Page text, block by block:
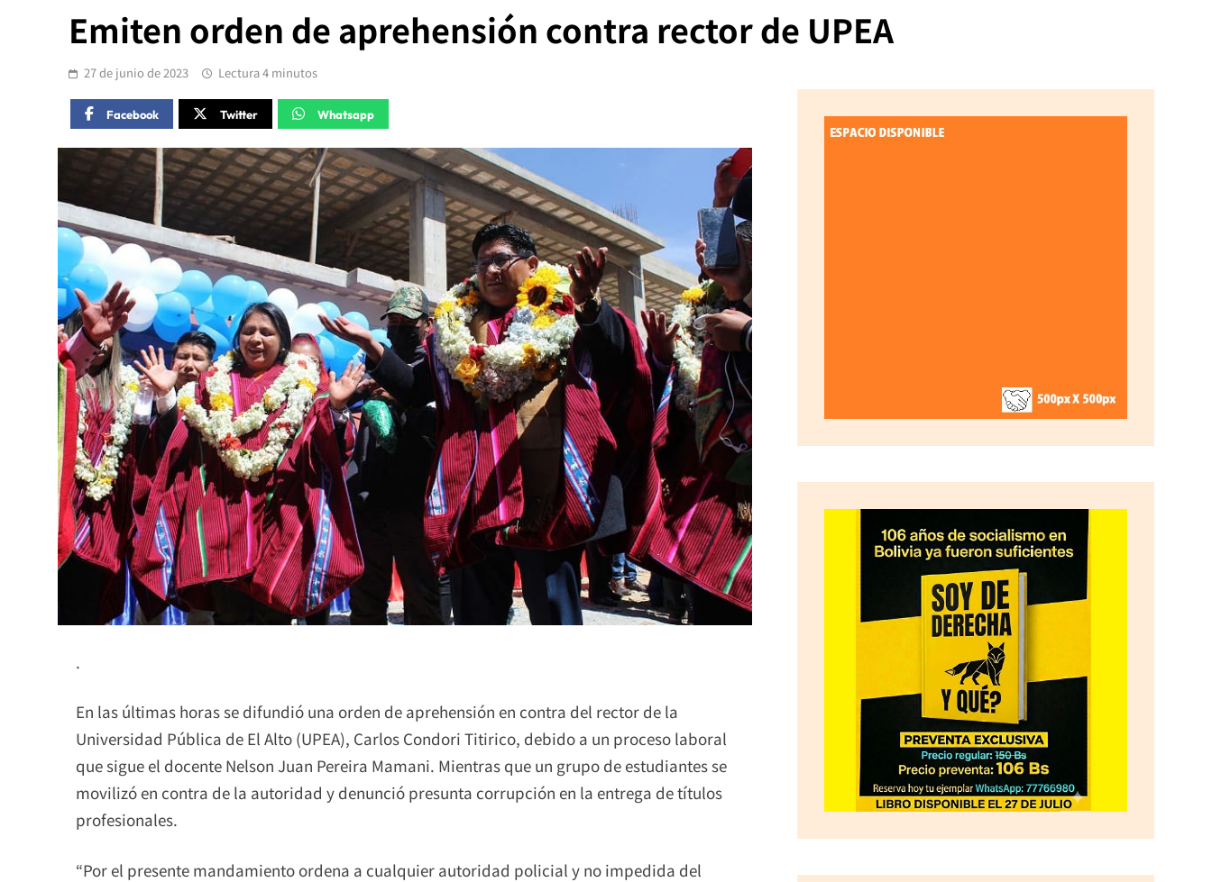
Emiten orden de aprehensión contra rector de UPEA
27 de junio de 2023 Lectura 4 minutos
Facebook Twitter Whatsapp
.
En las últimas horas se difundió una orden de aprehensión en contra del rector de la
Universidad Pública de El Alto (UPEA), Carlos Condori Titirico, debido a un proceso laboral
que sigue el docente Nelson Juan Pereira Mamani. Mientras que un grupo de estudiantes se
movilizó en contra de la autoridad y denunció presunta corrupción en la entrega de títulos
profesionales.
“Por el presente mandamiento ordena a cualquier autoridad policial y no impedida del